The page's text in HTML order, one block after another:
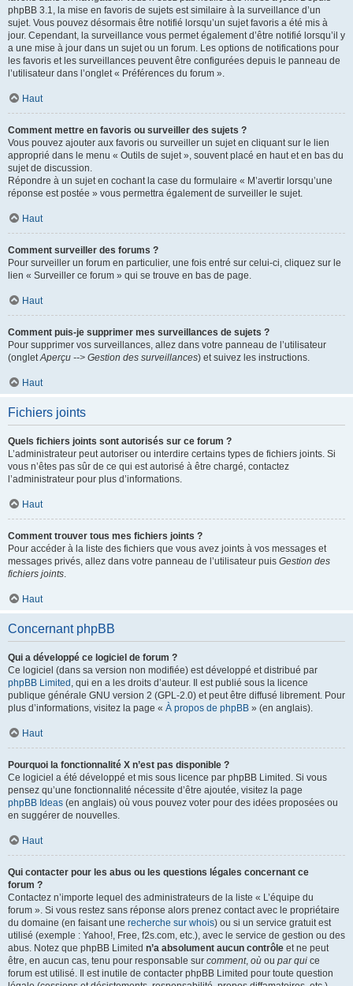
phpBB 3.1, la mise en favoris de sujets est similaire à la surveillance d’un
sujet. Vous pouvez désormais être notifié lorsqu’un sujet favoris a été mis à
jour. Cependant, la surveillance vous permet également d’être notifié lorsqu’il y
a une mise à jour dans un sujet ou un forum. Les options de notifications pour
les favoris et les surveillances peuvent être configurées depuis le panneau de
l’utilisateur dans l’onglet « Préférences du forum ».
Haut
Comment mettre en favoris ou surveiller des sujets ?
Vous pouvez ajouter aux favoris ou surveiller un sujet en cliquant sur le lien
approprié dans le menu « Outils de sujet », souvent placé en haut et en bas du
sujet de discussion.
Répondre à un sujet en cochant la case du formulaire « M’avertir lorsqu’une
réponse est postée » vous permettra également de surveiller le sujet.
Haut
Comment surveiller des forums ?
Pour surveiller un forum en particulier, une fois entré sur celui-ci, cliquez sur le
lien « Surveiller ce forum » qui se trouve en bas de page.
Haut
Comment puis-je supprimer mes surveillances de sujets ?
Pour supprimer vos surveillances, allez dans votre panneau de l’utilisateur
(ongletAperçu --> Gestion des surveillances) et suivez les instructions.
Haut
Fichiers joints
Quels fichiers joints sont autorisés sur ce forum ?
L’administrateur peut autoriser ou interdire certains types de fichiers joints. Si
vous n’êtes pas sûr de ce qui est autorisé à être chargé, contactez
l’administrateur pour plus d’informations.
Haut
Comment trouver tous mes fichiers joints ?
Pour accéder à la liste des fichiers que vous avez joints à vos messages et
messages privés, allez dans votre panneau de l’utilisateur puis Gestion des
fichiers joints.
Haut
Concernant phpBB
Qui a développé ce logiciel de forum ?
Ce logiciel (dans sa version non modifiée) est développé et distribué par
phpBB Limited , qui en a les droits d’auteur. Il est publié sous la licence
publique générale GNU version 2 (GPL-2.0) et peut être diffusé librement. Pour
plus d’informations, visitez la page « À propos de phpBB » (en anglais).
Haut
Pourquoi la fonctionnalité X n’est pas disponible ?
Ce logiciel a été développé et mis sous licence par phpBB Limited. Si vous
pensez qu’une fonctionnalité nécessite d’être ajoutée, visitez la page
phpBB Ideas (en anglais) où vous pouvez voter pour des idées proposées ou
en suggérer de nouvelles.
Haut
Qui contacter pour les abus ou les questions légales concernant ce
forum ?
Contactez n’importe lequel des administrateurs de la liste « L’équipe du
forum ». Si vous restez sans réponse alors prenez contact avec le propriétaire
du domaine (en faisant une recherche sur whois) ou si un service gratuit est
utilisé (exemple : Yahoo!, Free, f2s.com, etc.), avec le service de gestion ou des
abus. Notez que phpBB Limited n’a absolument aucun contrôle et ne peut
être, en aucun cas, tenu pour responsable sur comment, où ou par qui ce
forum est utilisé. Il est inutile de contacter phpBB Limited pour toute question